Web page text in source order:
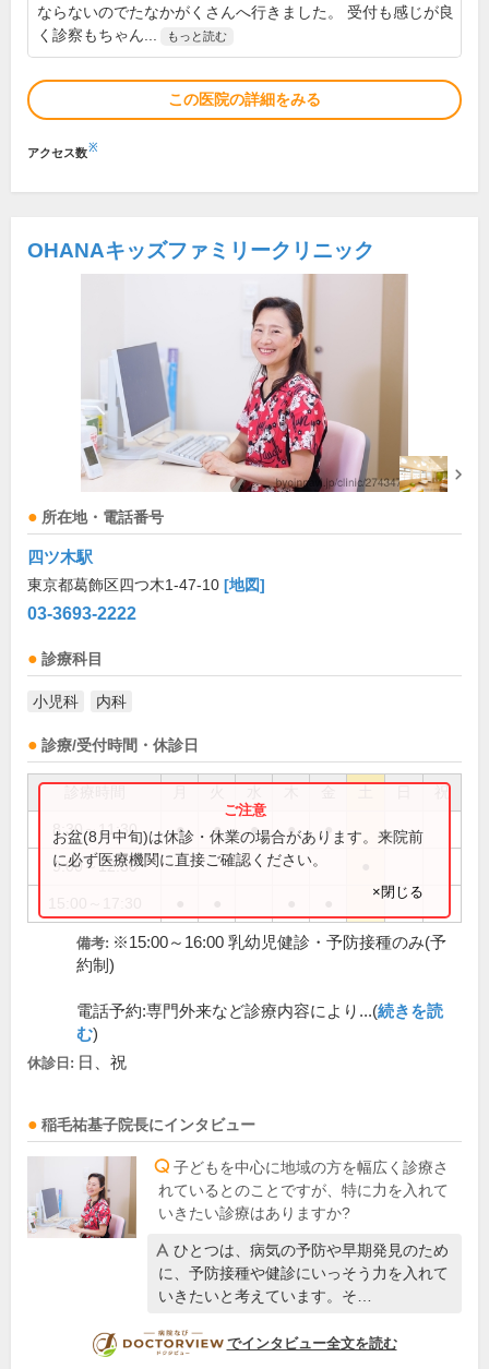
ならないのでたなかがくさんへ行きました。 受付も感じが良
く診察もちゃん...
もっと読む
この医院の詳細をみる
アクセス数※
OHANAキッズファミリークリニック
所在地・電話番号
四ツ木駅
東京都葛飾区四つ木1-47-10 [地図]
03-3693-2222
診療科目
小児科 内科
診療/受付時間・休診日
祝
8:30～11:30 ● ● ● ● ●
9:00～12:30
お盆(8月中旬)は休診・休業の場合があります。来院前
に必ず医療機関に直接ご確認ください。
×閉じる
備考: ※15:00～16:00 乳幼児健診・予防接種のみ(予
約制)
電話予約:専門外来など診療内容により...(続きを読
む)
休診日: 日、祝
稲毛祐基子院長にインタビュー
子どもを中心に地域の方を幅広く診療さ
れているとのことですが、特に力を入れて
いきたい診療はありますか?
ひとつは、病気の予防や早期発見のため
に、予防接種や健診にいっそう力を入れて
いきたいと考えています。そ…
DOCTORVIEW
でインタビュー全文を読む